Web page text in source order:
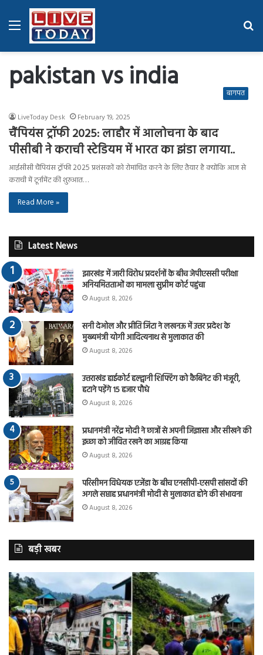
Menu
pakistan vs india बागपत
LiveToday Desk February 19, 2025
चैंपियंस ट्रॉफी 2025: लाहौर में आलोचना के बाद
पीसीबी ने कराची स्टेडियम में भारत का झंडा लगाया..
आईसीसी चैंपियंस ट्रॉफी 2025 प्रशंसकों को रोमांचित करने के लिए तैयार है क्योंकि आज से
कराची में टूर्नामेंट की शुरुआत…
Read More »
Latest News
झारखंड में जारी विरोध प्रदर्शनों के बीच जेपीएससी परीक्षा
अनियमितताओं का मामला सुप्रीम कोर्ट पहुंचा
August 8, 2026
सनी देओल और प्रीति जिंटा ने लखनऊ में उत्तर प्रदेश के
मुख्यमंत्री योगी आदित्यनाथ से मुलाकात की
August 8, 2026
उत्तराखंड हाईकोर्ट हल्द्वानी शिफ्टिंग को कैबिनेट की मंजूरी,
हटाने पड़ेंगे 15 हजार पौधे
August 8, 2026
प्रधानमंत्री नरेंद्र मोदी ने छात्रों से अपनी जिज्ञासा और सीखने की
इच्छा को जीवित रखने का आग्रह किया
August 8, 2026
परिसीमन विधेयक एजेंडा के बीच एनसीपी-एसपी सांसदों की
अगले सप्ताह प्रधानमंत्री मोदी से मुलाकात होने की संभावना
August 8, 2026
बड़ी खबर